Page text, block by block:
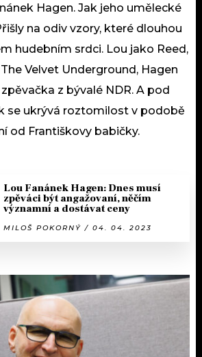
Hagen. Jak jeho umělecké
na odiv vzory, které dlouhou
hudebním srdci. Lou jako Reed,
Velvet Underground, Hagen
z bývalé NDR. A pod
se ukrývá roztomilost v podobě
od Františkovy babičky.
Lou Fanánek Hagen: Dnes musí
zpěváci být angažovaní, něčím
významní a dostávat ceny
MILOŠ POKORNÝ / 04. 04. 2023